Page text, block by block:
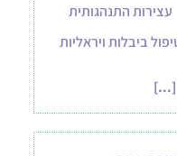
עצירות התנהגותית
ביבלות ויראליות